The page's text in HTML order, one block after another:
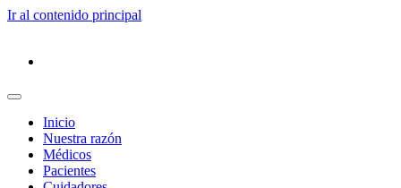
Ir al contenido principal
Inicio
Nuestra razón
Médicos
Pacientes